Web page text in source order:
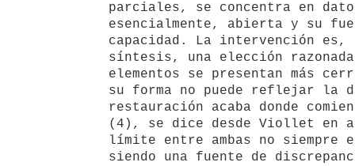
parciales, se concentra en
esencialmente, abierta y su
capacidad. La intervención es,
síntesis, una elección razonada
elementos se presentan más
su forma no puede reflejar la
restauración acaba donde
(4), se dice desde Viollet en
límite entre ambas no siempre
siendo una fuente de